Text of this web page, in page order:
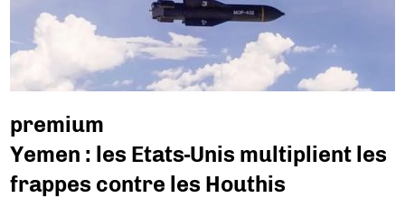
premium
Yemen : les Etats-Unis multiplient les
frappes contre les Houthis